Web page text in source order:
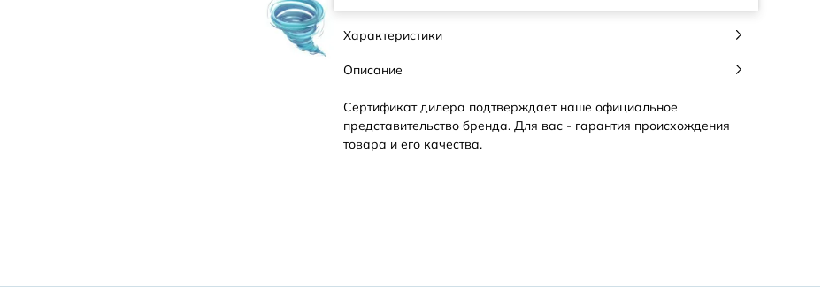
Характеристики
Описание
Сертификат дилера подтверждает наше официальное
представительство бренда. Для вас - гарантия происхождения
товара и его качества.